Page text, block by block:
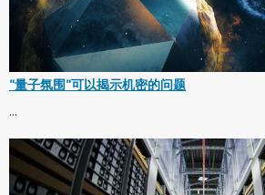
"量子氛围"可以揭示机密的问题
...